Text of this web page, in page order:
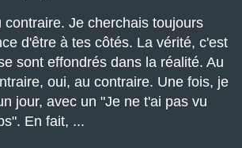
contraire. Je cherchais toujours
d'être à tes côtés. La vérité, c'est
sont effondrés dans la réalité. Au
oui, au contraire. Une fois, je
jour, avec un "Je ne t'ai pas vu
En fait, ...